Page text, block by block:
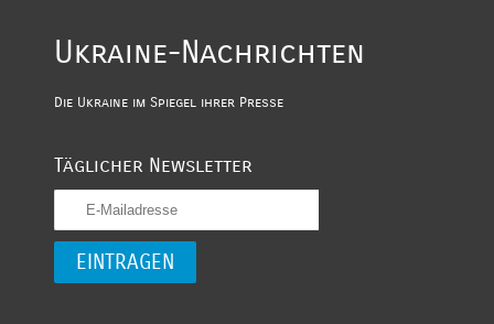
Ukraine-Nachrichten
Die Ukraine im Spiegel ihrer Presse
Täglicher Newsletter